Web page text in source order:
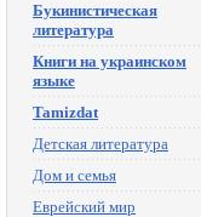
Букинистическая
литература
Книги на украинском
языке
Tamizdat
Детская литература
Дом и семья
Еврейский мир